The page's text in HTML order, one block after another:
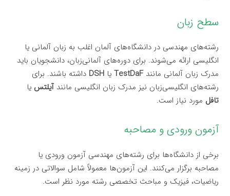
سطح زبان
رشته‌های مهندسی در دانشگاه‌های آلمان اغلب به زبان آلمانی یا
انگلیسی ارائه می‌شوند. برای دوره‌های آلمانی‌زبان، دانشجویان باید
مدرک زبان آلمانی مانندTestDaF یاDSH داشته باشند. برای
رشته‌های انگلیسی‌زبان نیز مدرک زبان انگلیسی مانندآیلتس یا
تافل مورد نیاز است.
آزمون ورودی و مصاحبه
برخی از دانشگاه‌ها برای رشته‌های مهندسی آزمون ورودی یا
مصاحبه برگزار می‌کنند. این آزمون‌ها معمولاً شامل سوالاتی در زمینه
ریاضیات، فیزیک و مباحث تخصصی رشته مورد نظر است.